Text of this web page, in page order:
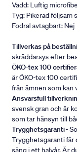
Vadd: Luftig
Tyg: Pikerad följsam
Fodral avtagbart: Nej
Tillverkas på
skräddarsys efter
ÖKO-tex 100
är ÖKO-tex 100
från ämnen som kan
Ansvarsfull
svensk gran och är
som tar hänsyn till
Trygghetsgaranti-
Trygghetsgaranti får
säng i ett halvår. Är